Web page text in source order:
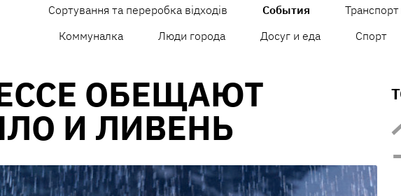
Сортування та переробка відходів
События
Коммуналка
Люди города Досуг и еда Спорт
ОБЕЩАЮТ
И ЛИВЕНЬ